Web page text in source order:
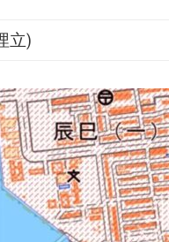
立)